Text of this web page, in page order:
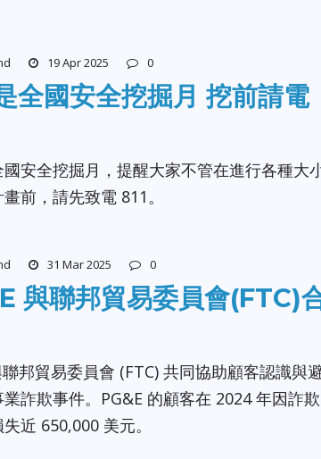
19 Apr 2025 0
全國安全挖掘月 挖前請電
國安全挖掘月，提醒大家不管在進行各種大
前，請先致電 811。
31 Mar 2025 0
與聯邦貿易委員會(FTC)
聯邦貿易委員會 (FTC) 共同協助顧客認識與
詐欺事件。PG&E 的顧客在 2024 年因詐欺
近 650,000 美元。